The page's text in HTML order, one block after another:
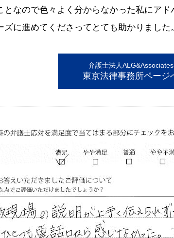
となので色々よく分からなかった私にア
ズに進めてくださってとても助かりました
弁護士法人ALG&Associates
東京法律事務所ページ